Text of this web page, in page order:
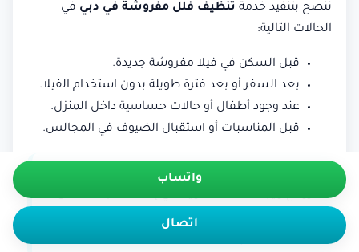
ننصح بتنفيذ خدمة تنظيف فلل مفروشة في دبي في
الحالات التالية:
قبل السكن في فيلا مفروشة جديدة.
بعد السفر أو بعد فترة طويلة بدون استخدام الفيلا.
عند وجود أطفال أو حالات حساسية داخل المنزل.
قبل المناسبات أو استقبال الضيوف في المجالس.
تنظيف المفروشات بالبخار يزيل
داخل الفيلا، خصوصًا في مناطق مثل جميرا، دبي مارينا،
واتساب
اتصال